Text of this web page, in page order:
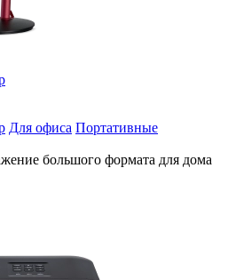
Для офиса Портативные
большого формата для дома